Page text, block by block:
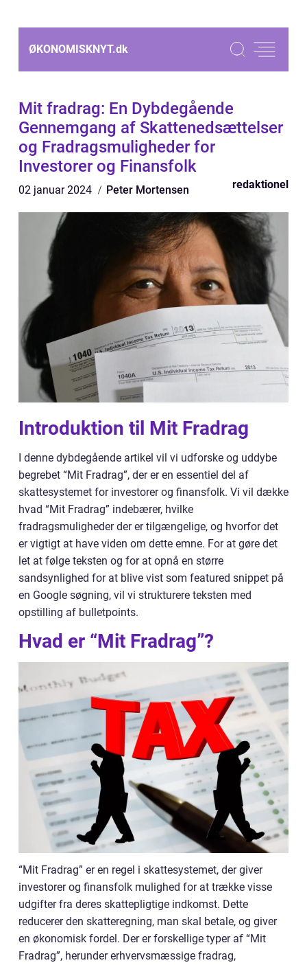
ØKONOMISKNYT.dk
Mit fradrag: En Dybdegående
Gennemgang af Skattenedsættelser
og Fradragsmuligheder for
Investorer og Finansfolk
02 januar 2024 Peter Mortensen redaktionel
Introduktion til Mit Fradrag
I denne dybdegående artikel vil vi udforske og uddybe
begrebet “Mit Fradrag”, der er en essentiel del af
skattesystemet for investorer og finansfolk. Vi vil dække
hvad “Mit Fradrag” indebærer, hvilke
fradragsmuligheder der er tilgængelige, og hvorfor det
er vigtigt at have viden om dette emne. For at gøre det
let at følge teksten og for at opnå en større
sandsynlighed for at blive vist som featured snippet på
en Google søgning, vil vi strukturere teksten med
opstilling af bulletpoints.
Hvad er “Mit Fradrag”?
“Mit Fradrag” er en regel i skattesystemet, der giver
investorer og finansfolk mulighed for at trække visse
udgifter fra deres skattepligtige indkomst. Dette
reducerer den skatteregning, man skal betale, og giver
en økonomisk fordel. Der er forskellige typer af “Mit
Fradrag”, herunder erhvervsmæssige fradrag,